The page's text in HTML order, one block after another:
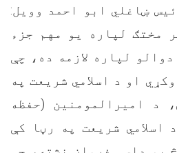
ښاغلي ابو احمد وویل:
مختګ لپاره یو مهم جزء
لپاره لازمه ده، چې
او د اسلامي شریعت په
د امیرالمومنین (حفظه
اسلامي شریعت په رڼا کې